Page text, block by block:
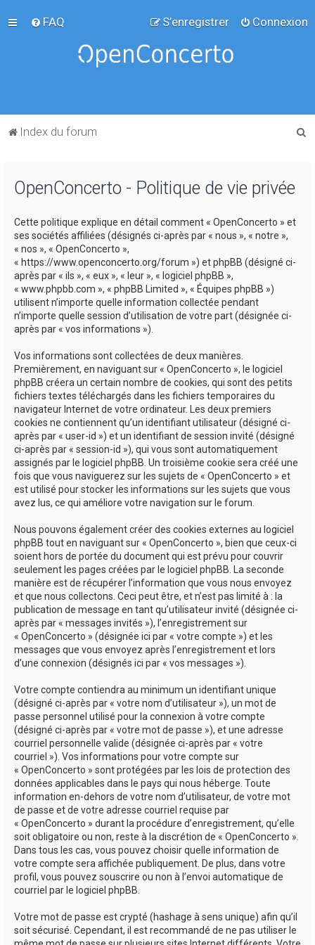
FAQ Connexion
S’enregistrer
Index du forum
OpenConcerto - Politique de vie privée
Cette politique explique en détail comment « OpenConcerto » et
ses sociétés affiliées (désignés ci-après par « nous », « notre »,
« nos », « OpenConcerto »,
« https://www.openconcerto.org/forum ») et phpBB (désigné ci-
après par « ils », « eux », « leur », « logiciel phpBB »,
« www.phpbb.com », « phpBB Limited », « Équipes phpBB »)
utilisent n’importe quelle information collectée pendant
n’importe quelle session d’utilisation de votre part (désignée ci-
après par « vos informations »).
Vos informations sont collectées de deux manières.
Premièrement, en naviguant sur « OpenConcerto », le logiciel
phpBB créera un certain nombre de cookies, qui sont des petits
fichiers textes téléchargés dans les fichiers temporaires du
navigateur Internet de votre ordinateur. Les deux premiers
cookies ne contiennent qu’un identifiant utilisateur (désigné ci-
après par « user-id ») et un identifiant de session invité (désigné
ci-après par « session-id »), qui vous sont automatiquement
assignés par le logiciel phpBB. Un troisième cookie sera créé une
fois que vous naviguerez sur les sujets de « OpenConcerto » et
est utilisé pour stocker les informations sur les sujets que vous
avez lus, ce qui améliore votre navigation sur le forum.
Nous pouvons également créer des cookies externes au logiciel
phpBB tout en naviguant sur « OpenConcerto », bien que ceux-ci
soient hors de portée du document qui est prévu pour couvrir
seulement les pages créées par le logiciel phpBB. La seconde
manière est de récupérer l’information que vous nous envoyez
et que nous collectons. Ceci peut être, et n’est pas limité à : la
publication de message en tant qu’utilisateur invité (désignée ci-
après par « messages invités »), l’enregistrement sur
« OpenConcerto » (désignée ici par « votre compte ») et les
messages que vous envoyez après l’enregistrement et lors
d’une connexion (désignés ici par « vos messages »).
Votre compte contiendra au minimum un identifiant unique
(désigné ci-après par « votre nom d’utilisateur »), un mot de
passe personnel utilisé pour la connexion à votre compte
(désigné ci-après par « votre mot de passe »), et une adresse
courriel personnelle valide (désignée ci-après par « votre
courriel »). Vos informations pour votre compte sur
« OpenConcerto » sont protégées par les lois de protection des
données applicables dans le pays qui nous héberge. Toute
information en-dehors de votre nom d’utilisateur, de votre mot
de passe et de votre adresse courriel requise par
« OpenConcerto » durant la procédure d’enregistrement, qu’elle
soit obligatoire ou non, reste à la discrétion de « OpenConcerto ».
Dans tous les cas, vous pouvez choisir quelle information de
votre compte sera affichée publiquement. De plus, dans votre
profil, vous pouvez souscrire ou non à l’envoi automatique de
courriel par le logiciel phpBB.
Votre mot de passe est crypté (hashage à sens unique) afin qu’il
soit sécurisé. Cependant, il est recommandé de ne pas utiliser le